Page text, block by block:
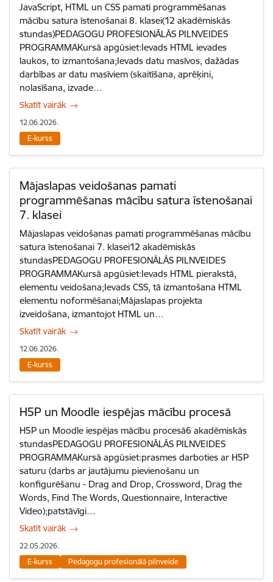
JavaScript, HTML un CSS pamati programmēšanas
mācību satura īstenošanai 8. klasei(12 akadēmiskās
stundas)PEDAGOGU PROFESIONĀLĀS PILNVEIDES
PROGRAMMAKursā apgūsiet:Ievads HTML ievades
laukos, to izmantošana;Ievads datu masīvos, dažādas
darbības ar datu masīviem (skaitīšana, aprēķini,
nolasīšana, izvade…
Skatīt vairāk
12.06.2026.
E-kurss
Mājaslapas veidošanas pamati
programmēšanas mācību satura īstenošanai
7. klasei
Mājaslapas veidošanas pamati programmēšanas mācību
satura īstenošanai 7. klasei12 akadēmiskās
stundasPEDAGOGU PROFESIONĀLĀS PILNVEIDES
PROGRAMMAKursā apgūsiet:Ievads HTML pierakstā,
elementu veidošana;Ievads CSS, tā izmantošana HTML
elementu noformēšanai;Mājaslapas projekta
izveidošana, izmantojot HTML un…
Skatīt vairāk
12.06.2026.
E-kurss
H5P un Moodle iespējas mācību procesā
H5P un Moodle iespējas mācību procesā6 akadēmiskās
stundasPEDAGOGU PROFESIONĀLĀS PILNVEIDES
PROGRAMMAKursā apgūsiet:prasmes darboties ar H5P
saturu (darbs ar jautājumu pievienošanu un
konfigurēšanu - Drag and Drop, Crossword, Drag the
Words, Find The Words, Questionnaire, Interactive
Video);patstāvīgi…
Skatīt vairāk
22.05.2026.
E-kurss
Pedagogu profesionālā pilnveide